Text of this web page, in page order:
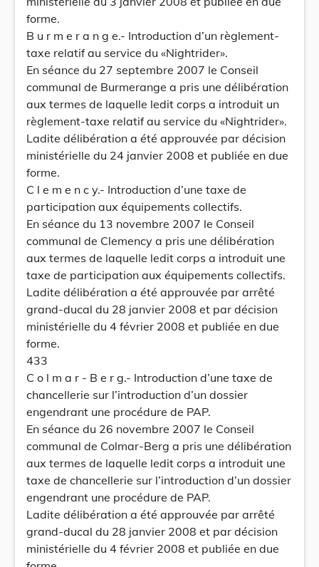
forme.
B u r m e r a n g e.- Introduction d’un règlement-
taxe relatif au service du «Nightrider».
En séance du 27 septembre 2007 le Conseil
communal de Burmerange a pris une délibération
aux termes de laquelle ledit corps a introduit un
règlement-taxe relatif au service du «Nightrider».
Ladite délibération a été approuvée par décision
ministérielle du 24 janvier 2008 et publiée en due
forme.
C l e m e n c y.- Introduction d’une taxe de
participation aux équipements collectifs.
En séance du 13 novembre 2007 le Conseil
communal de Clemency a pris une délibération
aux termes de laquelle ledit corps a introduit une
taxe de participation aux équipements collectifs.
Ladite délibération a été approuvée par arrêté
grand-ducal du 28 janvier 2008 et par décision
ministérielle du 4 février 2008 et publiée en due
forme.
433
C o l m a r - B e r g.- Introduction d’une taxe de
chancellerie sur l’introduction d’un dossier
engendrant une procédure de PAP.
En séance du 26 novembre 2007 le Conseil
communal de Colmar-Berg a pris une délibération
aux termes de laquelle ledit corps a introduit une
taxe de chancellerie sur l’introduction d’un dossier
engendrant une procédure de PAP.
Ladite délibération a été approuvée par arrêté
grand-ducal du 28 janvier 2008 et par décision
ministérielle du 4 février 2008 et publiée en due